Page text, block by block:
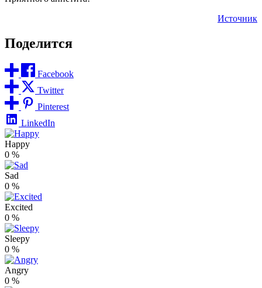
Источник
Поделится
Facebook
Twitter
Pinterest
LinkedIn
Happy
0 %
Sad
0 %
Excited
0 %
Sleepy
0 %
Angry
0 %